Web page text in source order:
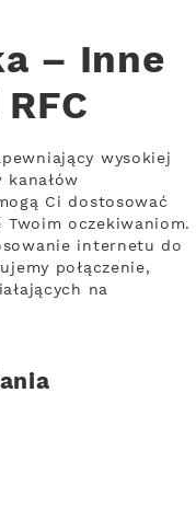
– Inne
wysokiej
Ci dostosować
oczekiwaniom.
internetu do
połączenie,
na